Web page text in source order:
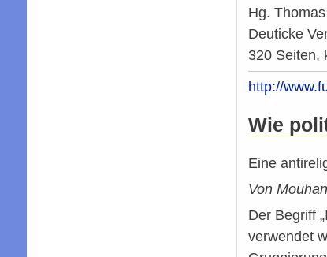
Hg.
Deuticke
320 Seiten,
http://
Wie
Eine
Von
Der Begriff
verwendet